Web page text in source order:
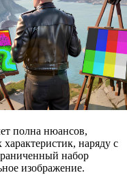
полна нюансов,
наряду с
набор
изображение.